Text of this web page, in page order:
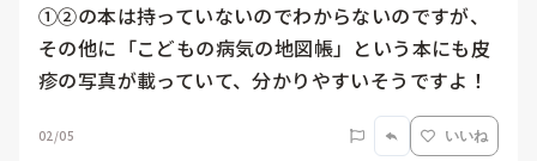
①②の本は持っていないのでわからないのですが、
その他に「こどもの病気の地図帳」という本にも皮
疹の写真が載っていて、分かりやすいそうですよ！
02/05 いいね